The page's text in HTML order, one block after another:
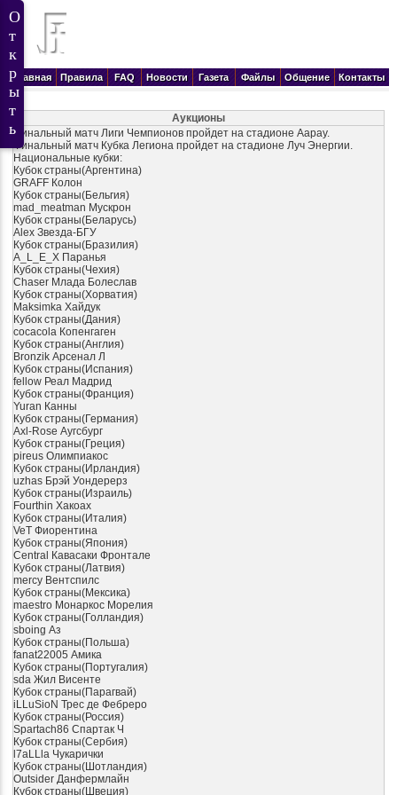
Главная Правила FAQ Новости Газета Файлы Общение Контакты
Аукционы
Финальный матч Лиги Чемпионов пройдет на стадионе Аарау.
Финальный матч Кубка Легиона пройдет на стадионе Луч Энергии.
Национальные кубки:
Кубок страны(Аргентина)
GRAFF Колон
Кубок страны(Бельгия)
mad_meatman Мускрон
Кубок страны(Беларусь)
Alex Звезда-БГУ
Кубок страны(Бразилия)
A_L_E_X Паранья
Кубок страны(Чехия)
Chaser Млада Болеслав
Кубок страны(Хорватия)
Maksimka Хайдук
Кубок страны(Дания)
cocacola Копенгаген
Кубок страны(Англия)
Bronzik Арсенал Л
Кубок страны(Испания)
fellow Реал Мадрид
Кубок страны(Франция)
Yuran Канны
Кубок страны(Германия)
Axl-Rose Аугсбург
Кубок страны(Греция)
pireus Олимпиакос
Кубок страны(Ирландия)
uzhas Брэй Уондерерз
Кубок страны(Израиль)
Fourthin Хакоах
Кубок страны(Италия)
VeT Фиорентина
Кубок страны(Япония)
Central Кавасаки Фронтале
Кубок страны(Латвия)
mercy Вентспилс
Кубок страны(Мексика)
maestro Монаркос Морелия
Кубок страны(Голландия)
sboing Аз
Кубок страны(Польша)
fanat22005 Амика
Кубок страны(Португалия)
sda Жил Висенте
Кубок страны(Парагвай)
iLLuSioN Трес де Фебреро
Кубок страны(Россия)
Spartach86 Спартак Ч
Кубок страны(Сербия)
l7aLLla Чукарички
Кубок страны(Шотландия)
Outsider Данфермлайн
Кубок страны(Швеция)